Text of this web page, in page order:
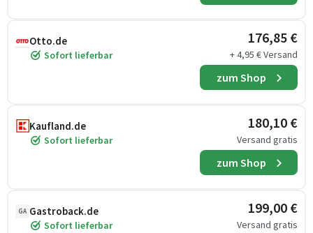
Otto.de
Sofort lieferbar
176,85 €
+ 4,95 € Versand
zum Shop
Kaufland.de
Sofort lieferbar
180,10 €
Versand gratis
zum Shop
GA Gastroback.de
Sofort lieferbar
199,00 €
Versand gratis